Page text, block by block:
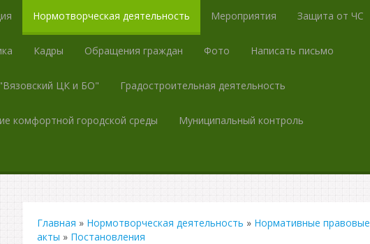
Нормотворческая деятельность Мероприятия Защита от ЧС
Кадры Обращения граждан Фото Написать письмо
ЦК и БО" Градостроительная деятельность
комфортной городской среды Муниципальный контроль
Главная » Нормотворческая деятельность » Нормативные правовые
акты » Постановления